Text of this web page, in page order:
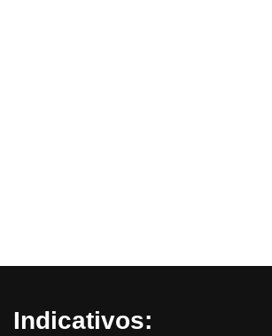
Indicativos: